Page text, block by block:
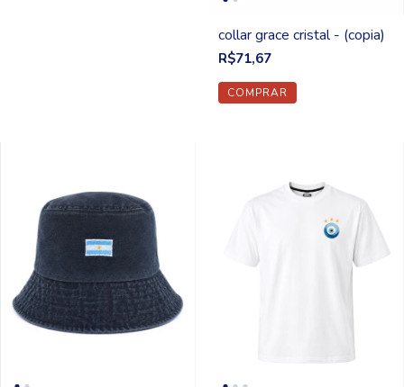
collar grace cristal - (copia)
R$71,67